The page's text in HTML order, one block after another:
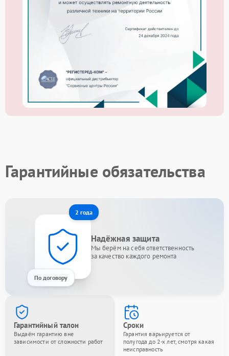
Гарантийные обязательства
2 года
По договору
Надёжная защита
Мы берём на себя ответственность
за качество каждого ремонта
Гарантийный талон
Выдаём гарантию вне
зависимости от сложности работ
Сроки
Гарантия варьируется от
полугода до 2-х лет, смотря какая
неисправность